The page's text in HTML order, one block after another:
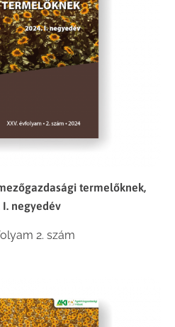
termelőknek,
I. negyedév
2. szám